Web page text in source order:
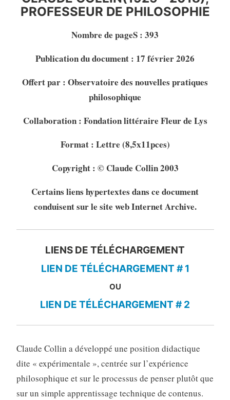
PROFESSEUR DE PHILOSOPHIE
Nombre de pageS : 393
Publication du document : 17 février 2026
Offert par : Observatoire des nouvelles pratiques
philosophique
Collaboration : Fondation littéraire Fleur de Lys
Format : Lettre (8,5x11pces)
Copyright : © Claude Collin 2003
Certains liens hypertextes dans ce document
conduisent sur le site web Internet Archive.
LIENS DE TÉLÉCHARGEMENT
LIEN DE TÉLÉCHARGEMENT # 1
OU
LIEN DE TÉLÉCHARGEMENT # 2
Claude Collin a développé une position didactique
dite « expérimentale », centrée sur l’expérience
philosophique et sur le processus de penser plutôt que
sur un simple apprentissage technique de contenus.